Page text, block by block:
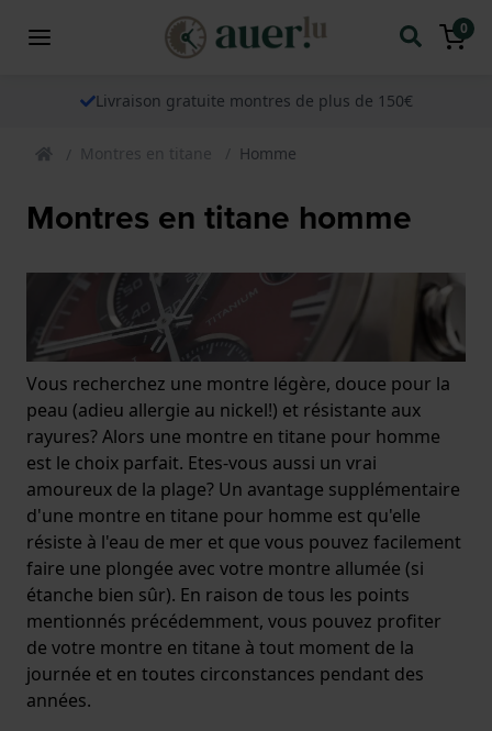
0
Livraison gratuite montres de plus de 150€
Montres en titane Homme
Montres en titane homme
Vous recherchez une montre légère, douce pour la
peau (adieu allergie au nickel!) et résistante aux
rayures? Alors une montre en titane pour homme
est le choix parfait. Etes-vous aussi un vrai
amoureux de la plage? Un avantage supplémentaire
d'une montre en titane pour homme est qu'elle
résiste à l'eau de mer et que vous pouvez facilement
faire une plongée avec votre montre allumée (si
étanche bien sûr). En raison de tous les points
mentionnés précédemment, vous pouvez profiter
de votre montre en titane à tout moment de la
journée et en toutes circonstances pendant des
années.